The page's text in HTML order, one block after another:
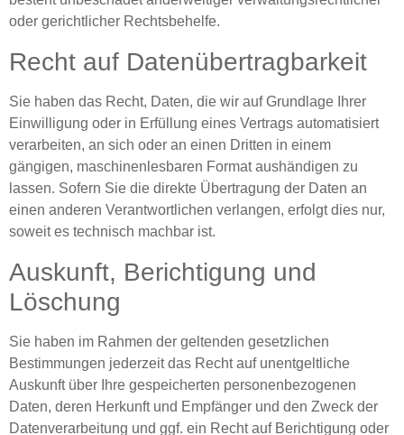
oder gerichtlicher Rechtsbehelfe.
Recht auf Daten­übertrag­barkeit
Sie haben das Recht, Daten, die wir auf Grundlage Ihrer
Einwilligung oder in Erfüllung eines Vertrags automatisiert
verarbeiten, an sich oder an einen Dritten in einem
gängigen, maschinenlesbaren Format aushändigen zu
lassen. Sofern Sie die direkte Übertragung der Daten an
einen anderen Verantwortlichen verlangen, erfolgt dies nur,
soweit es technisch machbar ist.
Auskunft, Berichtigung und
Löschung
Sie haben im Rahmen der geltenden gesetzlichen
Bestimmungen jederzeit das Recht auf unentgeltliche
Auskunft über Ihre gespeicherten personenbezogenen
Daten, deren Herkunft und Empfänger und den Zweck der
Datenverarbeitung und ggf. ein Recht auf Berichtigung oder